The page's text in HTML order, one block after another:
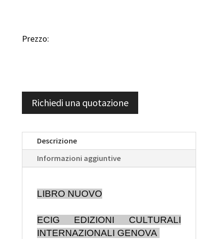
Prezzo:
Richiedi una quotazione
Descrizione
Informazioni aggiuntive
LIBRO NUOVO
ECIG EDIZIONI CULTURALI
INTERNAZIONALI GENOVA